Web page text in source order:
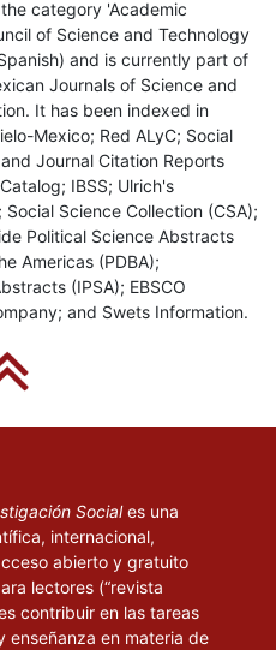
category 'Academic
of Science and Technology
and is currently part of
Journals of Science and
It has been indexed in
Mexico; Red ALyC; Social
Journal Citation Reports
IBSS; Ulrich's
Science Collection (CSA);
Political Science Abstracts
Americas (PDBA);
(IPSA); EBSCO
and Swets Information.
Sociales una
internacional,
abierto y gratuito
lectores (“revista
contribuir en las tareas
enseñanza en materia de